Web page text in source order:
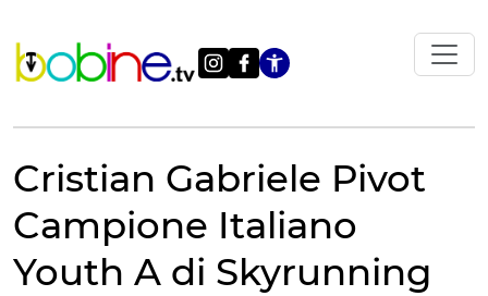
contenuto
Apri le
Cristian Gabriele Pivot
Campione Italiano
Youth A di Skyrunning